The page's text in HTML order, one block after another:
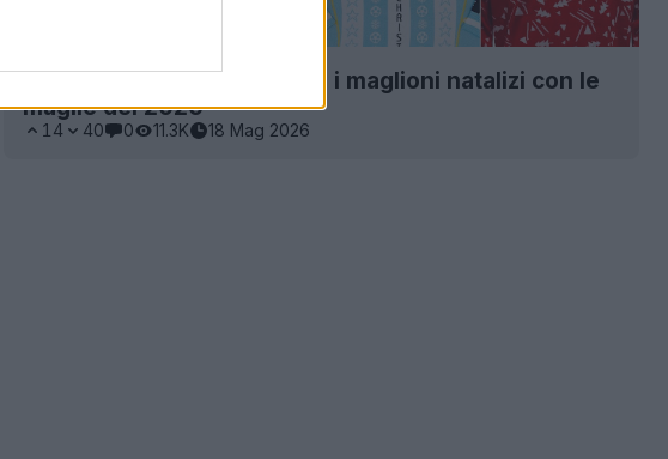
ESCLUSIVA: Adidas lancerà i maglioni natalizi con le
maglie del 2026
14 40 0 11.3K 18 Mag 2026